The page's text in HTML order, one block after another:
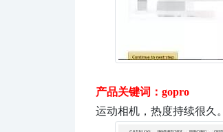
产品关键词：gopro
运动相机，热度持续很久。